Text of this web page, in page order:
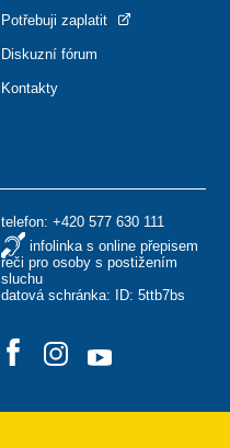
telefon: +420 577 630 111
infolinka s online přepisem
řeči pro osoby s postižením
sluchu
datová schránka: ID: 5ttb7bs
Potřebuji zaplatit
Diskuzní fórum
Kontakty